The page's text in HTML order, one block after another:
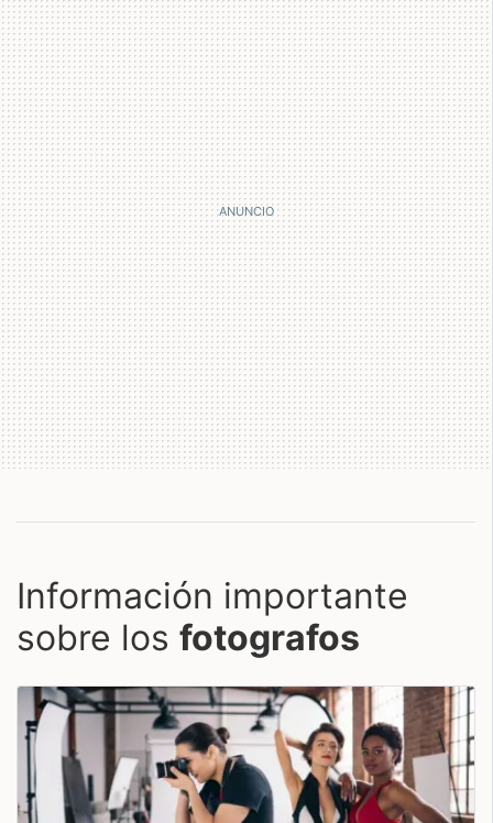
Información importante
sobre los fotografos